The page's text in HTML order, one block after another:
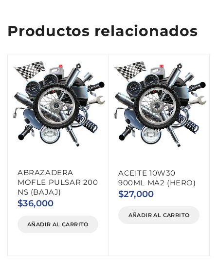
Productos relacionados
ABRAZADERA
MOFLE PULSAR 200
NS (BAJAJ)
$36,000
AÑADIR AL CARRITO
ACEITE 10W30
900ML MA2 (HERO)
$27,000
AÑADIR AL CARRITO